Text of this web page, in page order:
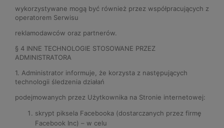
wykorzystywane mogą być również przez współpracujących z
operatorem Serwisu
reklamodawców oraz partnerów.
§ 4 INNE TECHNOLOGIE STOSOWANE PRZEZ
ADMINISTRATORA
1. Administrator informuje, że korzysta z następujących
technologii śledzenia działań
podejmowanych przez Użytkownika na Stronie internetowej:
skrypt piksela Facebooka (dostarczanych przez firmę
Facebook Inc) – w celu